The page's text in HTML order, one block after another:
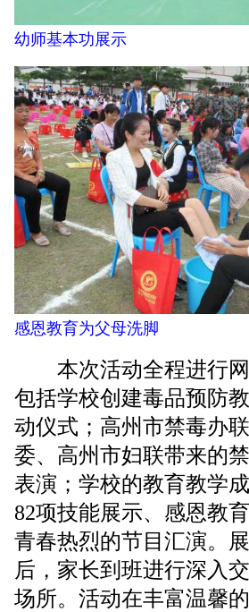
幼师基本功展示
感恩教育为父母洗脚
本次活动全程进行网
包括学校创建毒品预防
动仪式；高州市禁毒办
委、高州市妇联带来的
表演；学校的教育教学
82项技能展示、感恩教
青春热烈的节目汇演。
后，家长到班进行深入
场所。活动在丰富温馨